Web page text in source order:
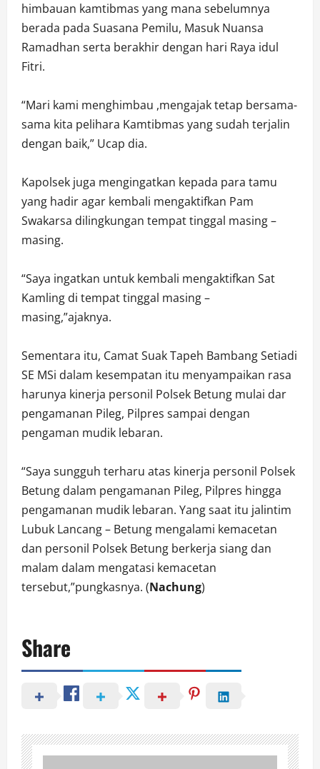
himbauan kamtibmas yang mana sebelumnya
berada pada Suasana Pemilu, Masuk Nuansa
Ramadhan serta berakhir dengan hari Raya idul
Fitri.
“Mari kami menghimbau ,mengajak tetap bersama-
sama kita pelihara Kamtibmas yang sudah terjalin
dengan baik,” Ucap dia.
Kapolsek juga mengingatkan kepada para tamu
yang hadir agar kembali mengaktifkan Pam
Swakarsa dilingkungan tempat tinggal masing –
masing.
“Saya ingatkan untuk kembali mengaktifkan Sat
Kamling di tempat tinggal masing –
masing,”ajaknya.
Sementara itu, Camat Suak Tapeh Bambang Setiadi
SE MSi dalam kesempatan itu menyampaikan rasa
harunya kinerja personil Polsek Betung mulai dar
pengamanan Pileg, Pilpres sampai dengan
pengaman mudik lebaran.
“Saya sungguh terharu atas kinerja personil Polsek
Betung dalam pengamanan Pileg, Pilpres hingga
pengamanan mudik lebaran. Yang saat itu jalintim
Lubuk Lancang – Betung mengalami kemacetan
dan personil Polsek Betung berkerja siang dan
malam dalam mengatasi kemacetan
tersebut,”pungkasnya. (Nachung)
Share